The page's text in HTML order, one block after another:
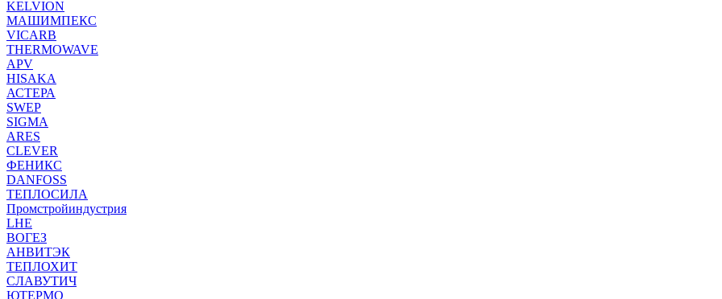
KELVION
МАШИМПЕКС
VICARB
THERMOWAVE
APV
HISAKA
АСТЕРА
SWEP
SIGMA
ARES
CLEVER
ФЕНИКС
DANFOSS
ТЕПЛОСИЛА
Промстройиндустрия
LHE
ВОГЕЗ
АНВИТЭК
ТЕПЛОХИТ
СЛАВУТИЧ
ЮТЕРМО